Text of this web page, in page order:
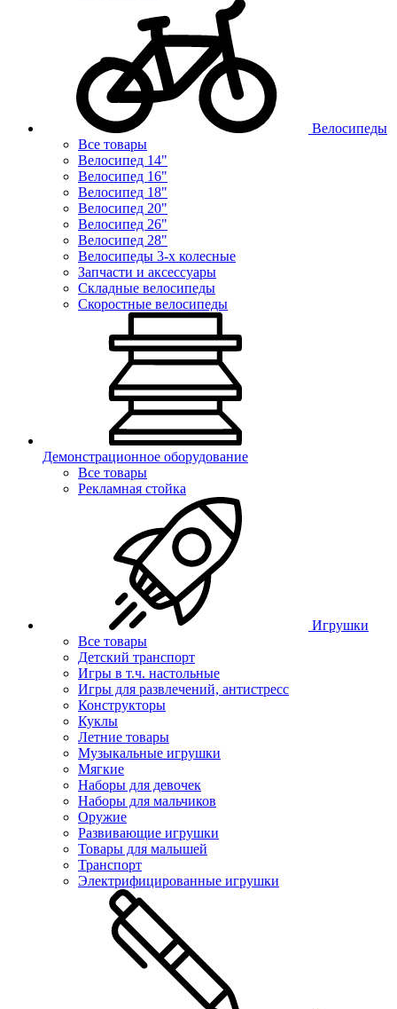
Велосипеды
Все товары
Велосипед 14"
Велосипед 16"
Велосипед 18"
Велосипед 20"
Велосипед 26"
Велосипед 28"
Велосипеды 3-х колесные
Запчасти и аксессуары
Складные велосипеды
Скоростные велосипеды
Демонстрационное оборудование
Все товары
Рекламная стойка
Игрушки
Все товары
Детский транспорт
Игры в т.ч. настольные
Игры для развлечений, антистресс
Конструкторы
Куклы
Летние товары
Музыкальные игрушки
Мягкие
Наборы для девочек
Наборы для мальчиков
Оружие
Развивающие игрушки
Товары для малышей
Транспорт
Электрифицированные игрушки